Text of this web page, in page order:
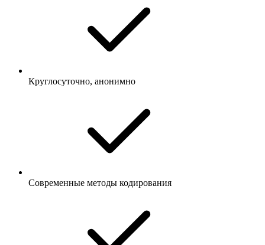
Круглосуточно, анонимно
Современные методы кодирования